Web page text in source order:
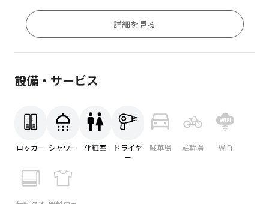
詳細を見る
設備・サービス
ロッカー シャワー 化粧室
ドライヤ
ー
駐車場 駐輪場 WiFi